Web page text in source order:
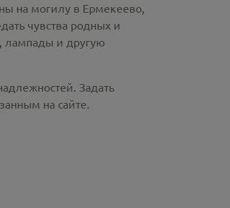
на могилу в Ермекеево,
чувства родных и
лампады и другую
Задать
на сайте.